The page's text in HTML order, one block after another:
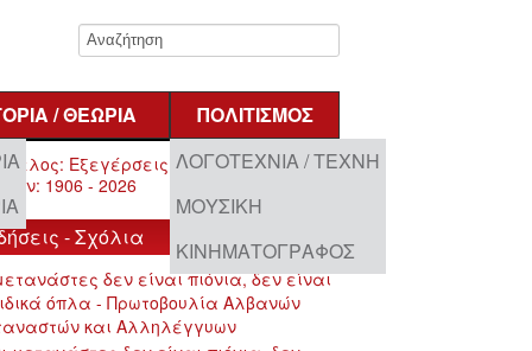
/ ΘΕΩΡΊΑ
ΠΟΛΙΤΙΣΜΌΣ
ΛΟΓΟΤΕΧΝΊΑ / ΤΈΧΝΗ
ΜΟΥΣΙΚΉ
ΚΙΝΗΜΑΤΟΓΡΆΦΟΣ
- Σχόλια
δεν είναι πιόνια, δεν είναι
όπλα - Πρωτοβουλία Αλβανών
και Αλληλέγγυων